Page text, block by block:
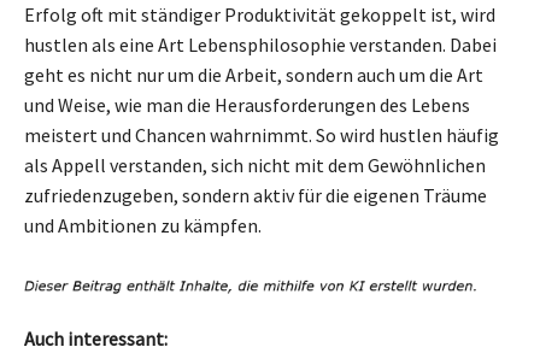
Erfolg oft mit ständiger Produktivität gekoppelt ist, wird
hustlen als eine Art Lebensphilosophie verstanden. Dabei
geht es nicht nur um die Arbeit, sondern auch um die Art
und Weise, wie man die Herausforderungen des Lebens
meistert und Chancen wahrnimmt. So wird hustlen häufig
als Appell verstanden, sich nicht mit dem Gewöhnlichen
zufriedenzugeben, sondern aktiv für die eigenen Träume
und Ambitionen zu kämpfen.
Auch interessant: